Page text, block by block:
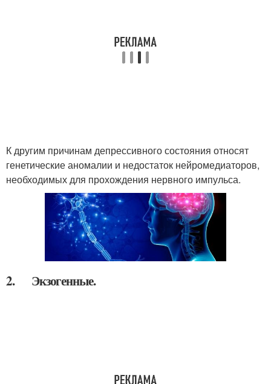
К другим причинам депрессивного состояния относят
генетические аномалии и недостаток нейромедиаторов,
необходимых для прохождения нервного импульса.
2. Экзогенные.